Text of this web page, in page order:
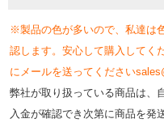
※製品の色が多いので、私達は
認します。安心して購入してく
にメールを送ってください
弊社が取り扱っている商品は、
入金が確認でき次第に商品を発